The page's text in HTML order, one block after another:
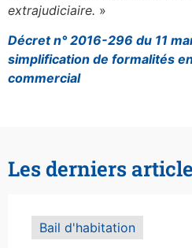
extrajudiciaire. »
Décret n° 2016-296 du 11
simplification de formalités
commercial
Les derniers
Bail d'habitation